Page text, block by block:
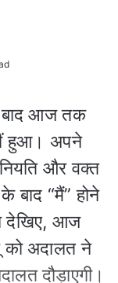
बाद आज तक
हुआ। अपने
नियति और वक्त
बाद “मैं” होने
देखिए, आज
को अदालत ने
दौड़ाएगी।